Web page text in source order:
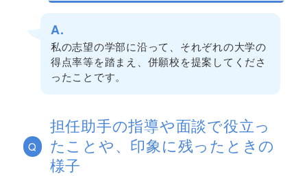
A.
私の志望の学部に沿って、それぞれの大学の
得点率等を踏まえ、併願校を提案してくださ
ったことです。
Q
担任助手の指導や面談で役立っ
たことや、印象に残ったときの
様子